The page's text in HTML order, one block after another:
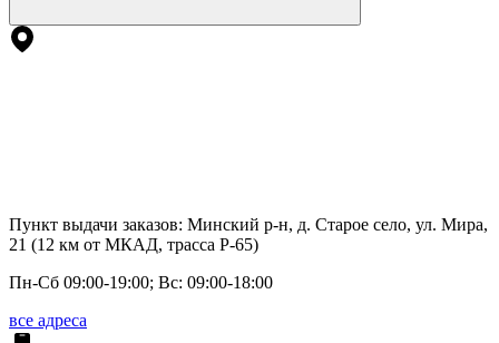
Пункт выдачи заказов: Минский р-н, д. Старое село, ул. Мира,
21 (12 км от МКАД, трасса P-65)
Пн-Сб 09:00-19:00; Вс: 09:00-18:00
все адреса